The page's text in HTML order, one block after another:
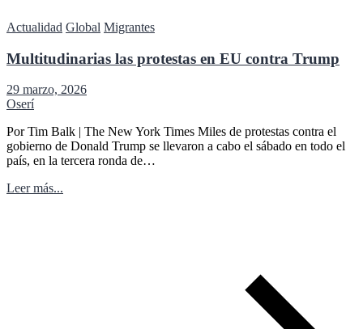
Actualidad Global Migrantes
Multitudinarias las protestas en EU contra Trump
29 marzo, 2026
Oserí
Por Tim Balk | The New York Times Miles de protestas contra el
gobierno de Donald Trump se llevaron a cabo el sábado en todo el
país, en la tercera ronda de…
Leer más...